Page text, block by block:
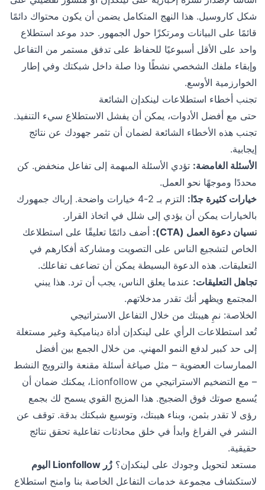
شكل كاروسيل. هذا النهج المتكامل يضمن أن يكون محتواك دائمًا
قائمًا على البيانات ومرتكزًا حول الجمهور. حدد موعد استطلاع
واحد على الأقل أسبوعيًا للحفاظ على تدفق مستمر من التفاعل
وإبقاء ملفك الشخصي نشطًا وذا صلة داخل شبكتك وفي إطار
الخوارزمية الأوسع.
تجنب أخطاء استطلاعات لينكدإن الشائعة
حتى مع أفضل الأدوات، يمكن أن يفشل الاستطلاع سيء التنفيذ.
تجنب هذه الأخطاء الشائعة لضمان أن تثمر جهودك عن نتائج
إيجابية.
الأسئلة الغامضة: تؤدي الأسئلة المبهمة إلى تفاعل منخفض. كن
محددًا وموجهًا نحو العمل.
خيارات كثيرة جدًا:
التزم بـ 2-4 خيارات واضحة. إرباك جمهورك
بالخيارات يمكن أن يؤدي إلى شلل في اتخاذ القرار.
نسيان دعوة العمل (CTA):
أضف دائمًا تعليقًا على استطلاعك
الخاص لتشجيع الناس على التصويت ومشاركة أفكارهم في
التعليقات. هذه الدعوة البسيطة يمكن أن تضاعف تفاعلك.
تجاهل التعليقات: عندما يعلق الناس، يجب أن ترد. هذا يبني
المجتمع ويظهر أنك تقدر مدخلاتهم.
الخلاصة: نمِ هيبتك من خلال التفاعل الاستراتيجي
تُعد استطلاعات الرأي على لينكدإن أداة ديناميكية وغير مستغلة
إلى حد كبير لدفع النمو المهني. من خلال الجمع بين أفضل
الممارسات العضوية – مثل صياغة أسئلة مقنعة والترويج النشط
– مع التضخيم الاستراتيجي من Lionfollow، يمكنك ضمان أن
يُسمع صوتك فوق الضجيج. هذا المزيج القوي يسمح لك بجمع
رؤى لا تقدر بثمن، وبناء هيبتك، وتوسيع شبكتك بدقة. توقف عن
النشر في الفراغ وابدأ في خلق محادثات تفاعلية تحقق نتائج
حقيقية.
مستعد لتحويل وجودك على لينكدإن؟زُر Lionfollow اليوم
لاستكشاف مجموعة خدمات التفاعل الخاصة بنا وامنح استطلاع